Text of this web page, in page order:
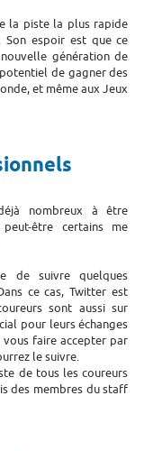
la piste la plus rapide
Son espoir est que ce
génération de
de gagner des
et même aux Jeux
nombreux à être
être certains me
de suivre quelques
ce cas, Twitter est
sont aussi sur
pour leurs échanges
vous faire accepter par
le suivre.
de tous les coureurs
des membres du staff